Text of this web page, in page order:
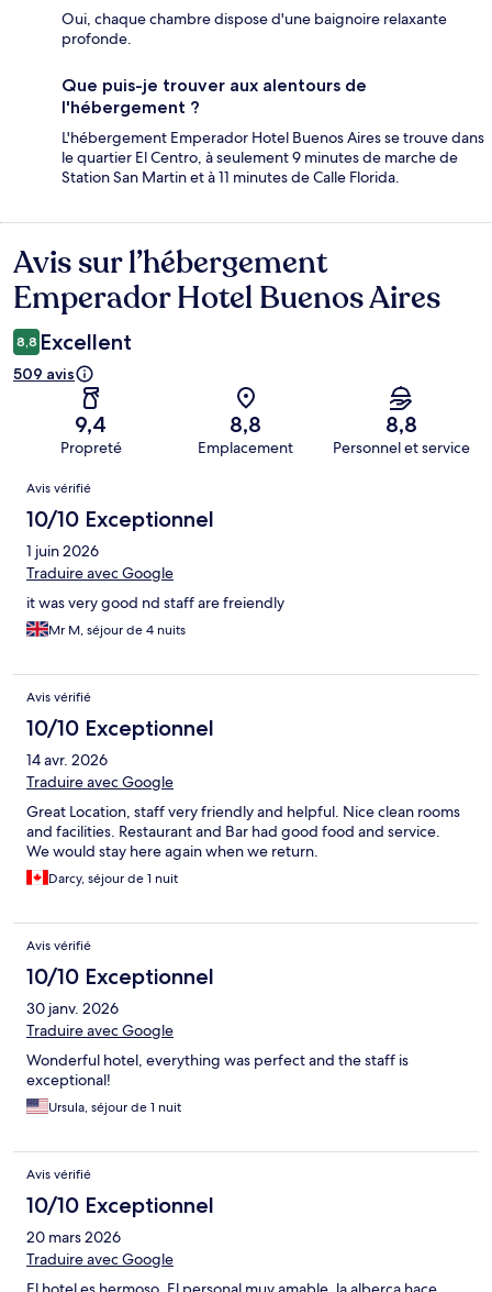
Oui, chaque chambre dispose d'une baignoire relaxante
profonde.
Que puis-je trouver aux alentours de
l'hébergement ?
L'hébergement Emperador Hotel Buenos Aires se trouve dans
le quartier El Centro, à seulement 9 minutes de marche de
Station San Martin et à 11 minutes de Calle Florida.
Avis
Avis sur l’hébergement
Emperador Hotel Buenos Aires
8,8 Excellent
509 avis
9,4
Propreté
8,8
Emplacement
8,8
Personnel et service
Avis
Avis vérifié
10/10 Exceptionnel
1 juin 2026
Traduire avec Google
it was very good nd staff are freiendly
Mr M, séjour de 4 nuits
Avis vérifié
10/10 Exceptionnel
14 avr. 2026
Traduire avec Google
Great Location, staff very friendly and helpful. Nice clean rooms
and facilities. Restaurant and Bar had good food and service.
We would stay here again when we return.
Darcy, séjour de 1 nuit
Avis vérifié
10/10 Exceptionnel
30 janv. 2026
Traduire avec Google
Wonderful hotel, everything was perfect and the staff is
exceptional!
Ursula, séjour de 1 nuit
Avis vérifié
10/10 Exceptionnel
20 mars 2026
Traduire avec Google